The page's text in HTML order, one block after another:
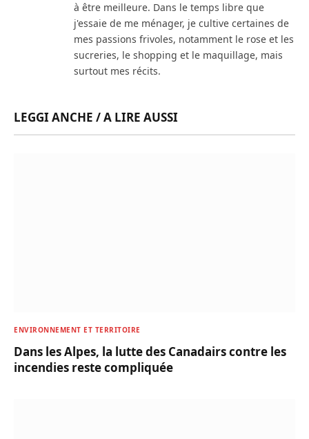
à être meilleure. Dans le temps libre que
j'essaie de me ménager, je cultive certaines de
mes passions frivoles, notamment le rose et les
sucreries, le shopping et le maquillage, mais
surtout mes récits.
LEGGI ANCHE / A LIRE AUSSI
ENVIRONNEMENT ET TERRITOIRE
Dans les Alpes, la lutte des Canadairs contre les
incendies reste compliquée